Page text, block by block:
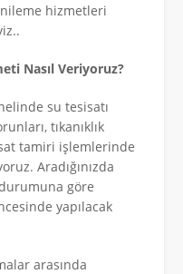
hizmetleri
Nasıl Veriyoruz?
su tesisatı
tıkanıklık
tamiri işlemlerinde
Aradığınızda
göre
yapılacak
arasında